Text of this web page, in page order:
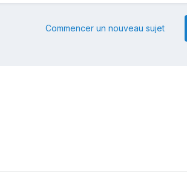
Commencer un nouveau sujet